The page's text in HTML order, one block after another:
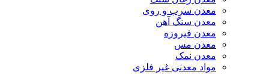
معدن سرب و روی
معدن سنگ آهن
معدن فیروزه
معدن مس
معدن نمک
مواد معدنی غیر فلزی